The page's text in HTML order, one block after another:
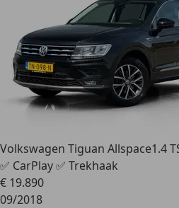
Volkswagen Tiguan Allspace1.4
✅ CarPlay ✅ Trekhaak
€ 19.890
09/2018